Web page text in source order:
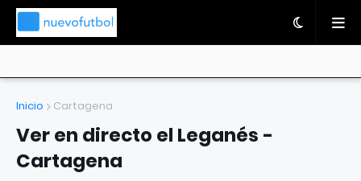
Inicio Cartagena
Ver en directo el Leganés -
Cartagena